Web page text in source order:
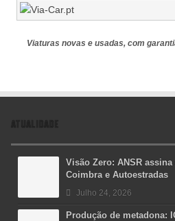
Viaturas novas e usadas, com
ATUALIDADE
Visão Zero: ANSR
Coimbra e Autoestradas
Julho 24, 2026
Produção de metadona: